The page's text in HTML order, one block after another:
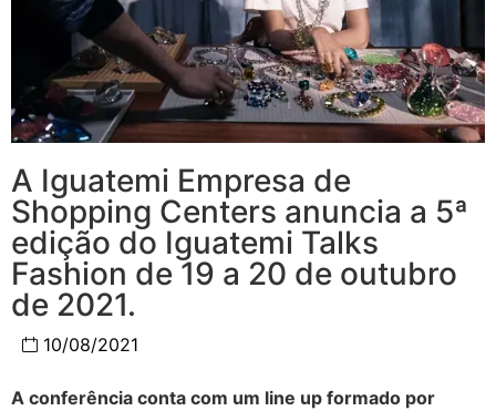
A Iguatemi Empresa de
Shopping Centers anuncia a 5ª
edição do Iguatemi Talks
Fashion de 19 a 20 de outubro
de 2021.
10/08/2021
A conferência conta com um line up formado por